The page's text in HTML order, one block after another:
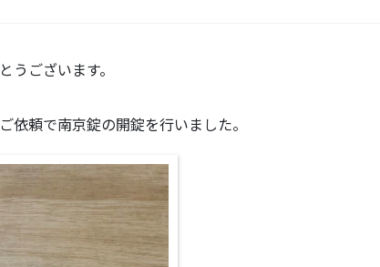
うございます。
依頼で南京錠の開錠を行いました。